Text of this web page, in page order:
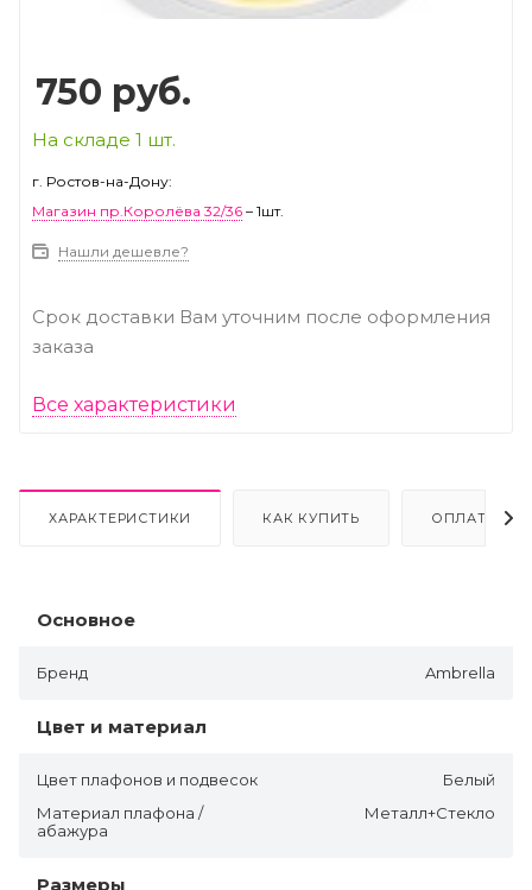
750 руб.
На складе 1 шт.
г. Ростов-на-Дону:
Магазин пр.Королёва 32/36 – 1шт.
Нашли дешевле?
Срок доставки Вам уточним после оформления
заказа
Все характеристики
ХАРАКТЕРИСТИКИ КАК КУПИТЬ ОПЛАТА
Основное
Бренд Ambrella
Цвет и материал
Цвет плафонов и подвесок
Белый
Материал плафона /
абажура
Металл+Стекло
Размеры